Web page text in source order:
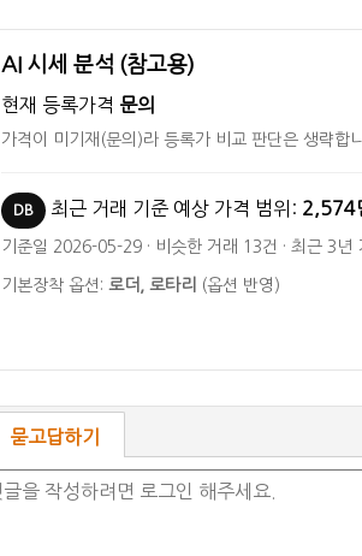
AI 시세 분석 (참고용)
현재 등록가격 문의
가격이 미기재(문의)라 등록가 비교 판단은 생략합
DB 최근 거래 기준 예상 가격 범위: 2,574
기준일 2026-05-29 · 비슷한 거래 13건 · 최근 3년
기본장착 옵션: 로더, 로타리 (옵션 반영)
묻고답하기